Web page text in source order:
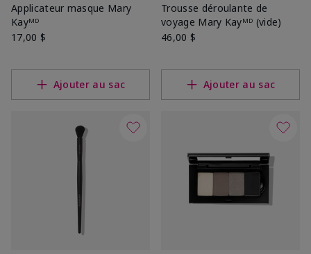
Applicateur masque Mary
Kayᴹᴰ
17,00 $
Ajouter au sac
Trousse déroulante de
voyage Mary Kayᴹᴰ (vide)
46,00 $
Ajouter au sac